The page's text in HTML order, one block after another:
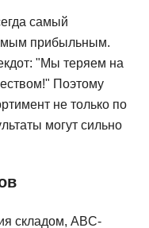
самый
прибыльным.
"Мы теряем на
Поэтому
не только по
могут сильно
складом, ABC-